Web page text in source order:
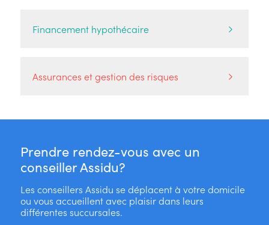
Financement hypothécaire
Assurances et gestion des risques
Prendre rendez-vous avec un
conseiller Assidu?
Les conseillers Assidu se déplacent à votre domicile
ou vous accueillent avec plaisir dans leurs
différentes succursales.